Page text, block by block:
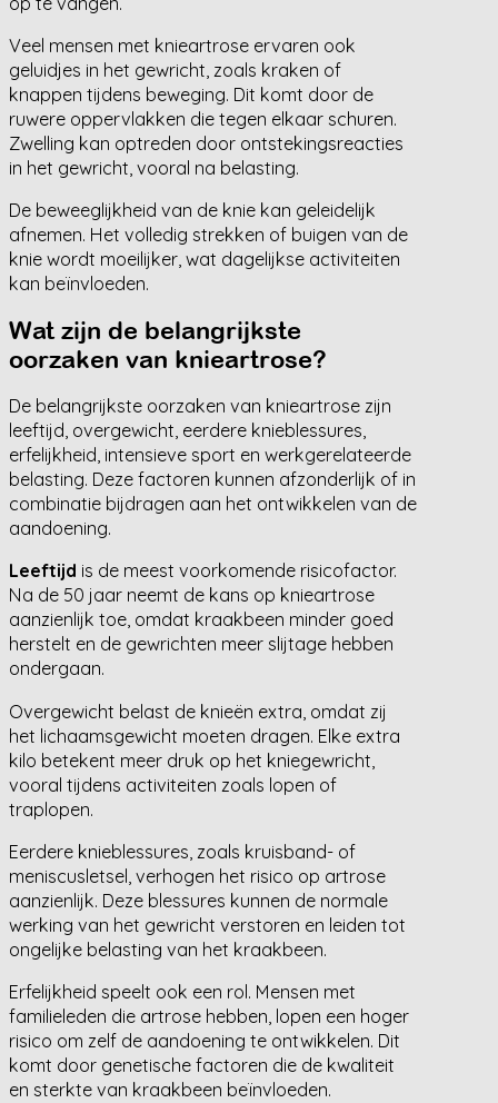
Veel mensen met knieartrose ervaren ook
geluidjes in het gewricht, zoals kraken of
knappen tijdens beweging. Dit komt door de
ruwere oppervlakken die tegen elkaar schuren.
Zwelling kan optreden door ontstekingsreacties
in het gewricht, vooral na belasting.
De beweeglijkheid van de knie kan geleidelijk
afnemen. Het volledig strekken of buigen van de
knie wordt moeilijker, wat dagelijkse activiteiten
kan beïnvloeden.
Wat zijn de belangrijkste
oorzaken van knieartrose?
De belangrijkste oorzaken van knieartrose zijn
leeftijd, overgewicht, eerdere knieblessures,
erfelijkheid, intensieve sport en werkgerelateerde
belasting. Deze factoren kunnen afzonderlijk of in
combinatie bijdragen aan het ontwikkelen van de
aandoening.
Leeftijd is de meest voorkomende risicofactor.
Na de 50 jaar neemt de kans op knieartrose
aanzienlijk toe, omdat kraakbeen minder goed
herstelt en de gewrichten meer slijtage hebben
ondergaan.
Overgewicht belast de knieën extra, omdat zij
het lichaamsgewicht moeten dragen. Elke extra
kilo betekent meer druk op het kniegewricht,
vooral tijdens activiteiten zoals lopen of
traplopen.
Eerdere knieblessures, zoals kruisband- of
meniscusletsel, verhogen het risico op artrose
aanzienlijk. Deze blessures kunnen de normale
werking van het gewricht verstoren en leiden tot
ongelijke belasting van het kraakbeen.
Erfelijkheid speelt ook een rol. Mensen met
familieleden die artrose hebben, lopen een hoger
risico om zelf de aandoening te ontwikkelen. Dit
komt door genetische factoren die de kwaliteit
en sterkte van kraakbeen beïnvloeden.